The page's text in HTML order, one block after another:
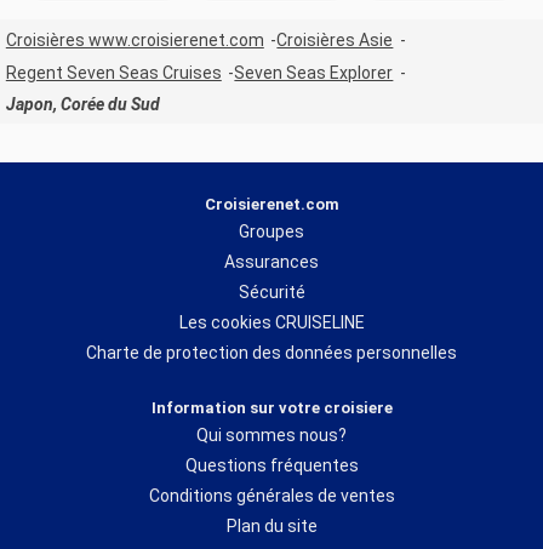
Croisières www.croisierenet.com
Croisières Asie
Regent Seven Seas Cruises
Seven Seas Explorer
Japon, Corée du Sud
Croisierenet.com
Groupes
Assurances
Sécurité
Les cookies CRUISELINE
Charte de protection des données personnelles
Information sur votre croisiere
Qui sommes nous?
Questions fréquentes
Conditions générales de ventes
Plan du site